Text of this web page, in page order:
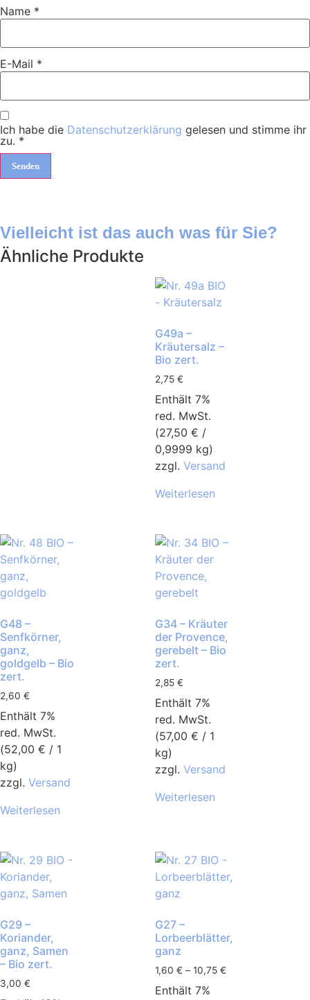
Name *
E-Mail *
Ich habe die Datenschutzerklärung gelesen und stimme ihr
zu. *
Vielleicht ist das auch was für Sie?
Ähnliche Produkte
G49a –
Kräutersalz –
Bio zert.
2,75 €
Enthält 7%
red. MwSt.
(27,50 € /
0,9999 kg)
zzgl. Versand
Weiterlesen
G48 –
Senfkörner,
ganz,
goldgelb – Bio
zert.
2,60 €
Enthält 7%
red. MwSt.
(52,00 € / 1
kg)
zzgl. Versand
Weiterlesen
G34 – Kräuter
der Provence,
gerebelt – Bio
zert.
2,85 €
Enthält 7%
red. MwSt.
(57,00 € / 1
kg)
zzgl. Versand
Weiterlesen
G29 –
Koriander,
ganz, Samen
– Bio zert.
3,00 €
G27 –
Lorbeerblätter,
ganz
1,60 € – 10,75 €
Enthält 7%